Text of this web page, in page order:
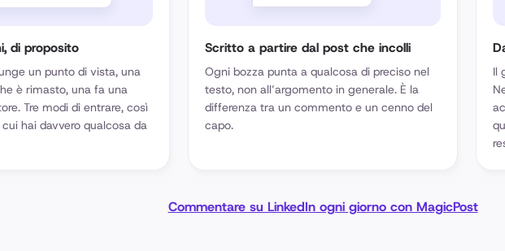
di proposito
un punto di vista, una
è rimasto, una fa una
Tre modi di entrare, così
hai davvero qualcosa da
Scritto a partire dal post che incolli
Ogni bozza punta a qualcosa di preciso nel
testo, non all’argomento in generale. È la
differenza tra un commento e un cenno del
capo.
Il
Commentare su LinkedIn ogni giorno con MagicPost